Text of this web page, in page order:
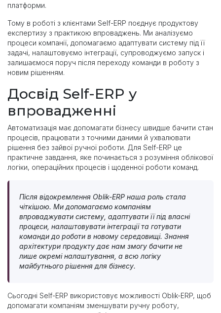
платформи.
Тому в роботі з клієнтами Self-ERP поєднує продуктову
експертизу з практикою впроваджень. Ми аналізуємо
процеси компанії, допомагаємо адаптувати систему під її
задачі, налаштовуємо інтеграції, супроводжуємо запуск і
залишаємося поруч після переходу команди в роботу з
новим рішенням.
Досвід Self-ERP у
впровадженні
Автоматизація має допомагати бізнесу швидше бачити стан
процесів, працювати з точними даними й ухвалювати
рішення без зайвої ручної роботи. Для Self-ERP це
практичне завдання, яке починається з розуміння облікової
логіки, операційних процесів і щоденної роботи команд.
Після відокремлення Oblik-ERP наша роль стала
чіткішою. Ми допомагаємо компаніям
впроваджувати систему, адаптувати її під власні
процеси, налаштовувати інтеграції та готувати
команди до роботи в новому середовищі. Знання
архітектури продукту дає нам змогу бачити не
лише окремі налаштування, а всю логіку
майбутнього рішення для бізнесу.
Сьогодні Self-ERP використовує можливості Oblik-ERP, щоб
допомагати компаніям зменшувати ручну роботу,